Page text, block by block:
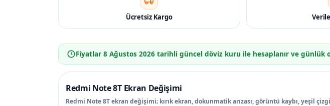
Ücretsiz Kargo
Fiyatlar 8 Ağustos 2026 tarihli güncel döviz kuru ile hesaplanır ve günlük
Redmi Note 8T Ekran Değişimi
Redmi Note 8T ekran değişimi; kırık ekran, dokunmatik arızası, görüntü kaybı, yeşil